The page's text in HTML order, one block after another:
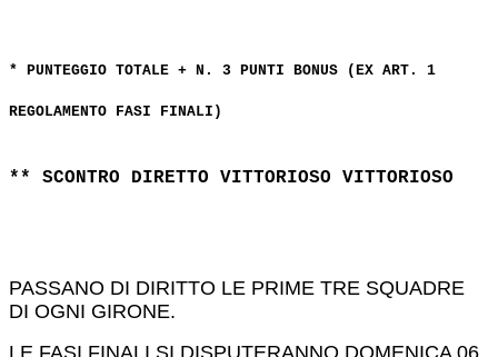
* PUNTEGGIO TOTALE + N. 3 PUNTI BONUS (EX ART. 1
REGOLAMENTO FASI FINALI)
** SCONTRO DIRETTO VITTORIOSO VITTORIOSO
PASSANO DI DIRITTO LE PRIME TRE SQUADRE
DI OGNI GIRONE.
LE FASI FINALI SI DISPUTERANNO DOMENICA 06